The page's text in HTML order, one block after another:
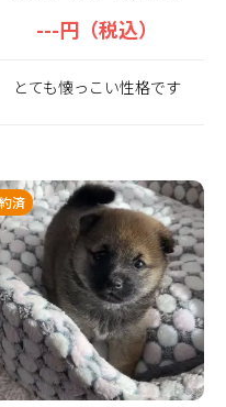
---円（税込）
とても懐っこい性格です
済